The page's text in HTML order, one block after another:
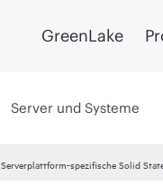
GreenLake
Server und Systeme
Serverplattform-spezifische Solid